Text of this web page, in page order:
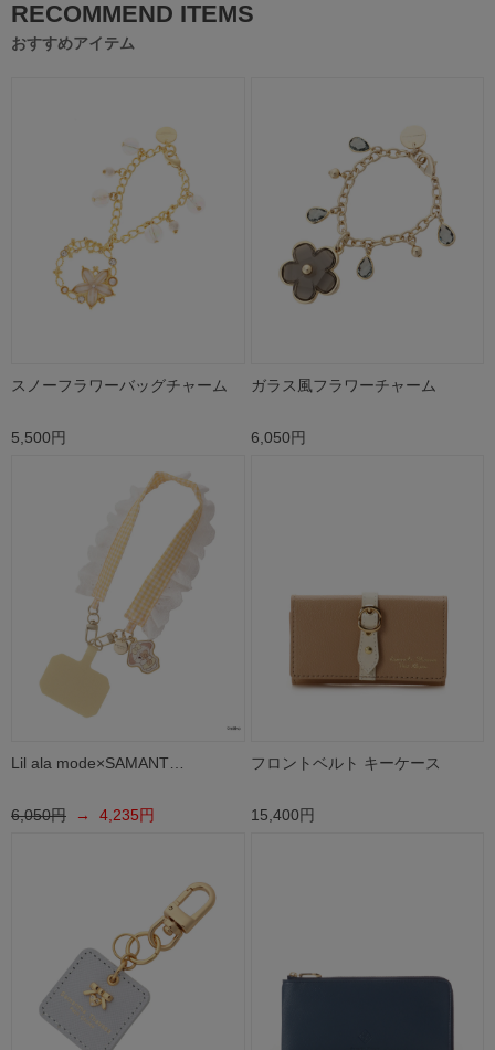
RECOMMEND ITEMS
おすすめアイテム
スノーフラワーバッグチャーム
5,500円
ガラス風フラワーチャーム
6,050円
Lil ala mode×SAMANT…
6,050円 → 4,235円
フロントベルト キーケース
15,400円